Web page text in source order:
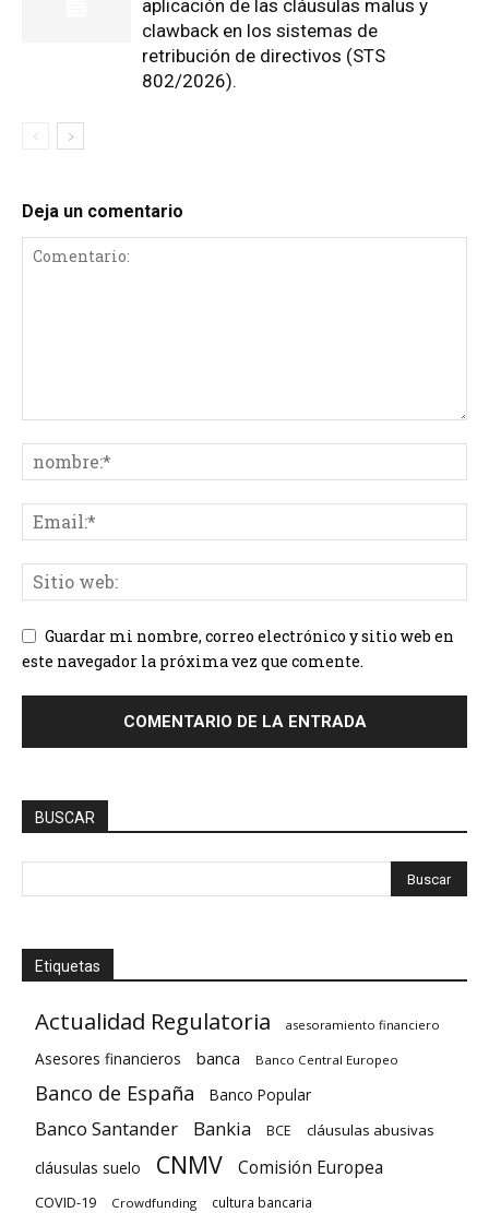
aplicación de las cláusulas malus y
clawback en los sistemas de
retribución de directivos (STS
802/2026).
Deja un comentario
Guardar mi nombre, correo electrónico y sitio web en
este navegador la próxima vez que comente.
BUSCAR
Etiquetas
Actualidad Regulatoria asesoramiento financiero
Asesores financieros banca Banco Central Europeo
Banco de España Banco Popular
Banco Santander Bankia BCE cláusulas abusivas
cláusulas suelo CNMV Comisión Europea
COVID-19 Crowdfunding cultura bancaria